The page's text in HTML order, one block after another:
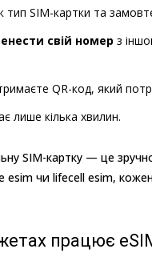
тип SIM-картки та
свій номер з
QR-код, який
лише кілька хвилин.
SIM-картку — це
esim чи lifecell esim,
працює